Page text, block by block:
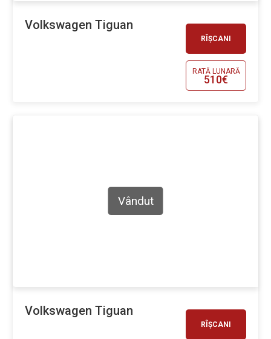
RÎȘCANI
RATĂ LUNARĂ
510€
Volkswagen Tiguan
RÎȘCANI
Vândut
Volkswagen Tiguan